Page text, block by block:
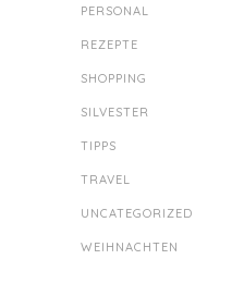
PERSONAL
REZEPTE
SHOPPING
SILVESTER
TIPPS
TRAVEL
UNCATEGORIZED
WEIHNACHTEN